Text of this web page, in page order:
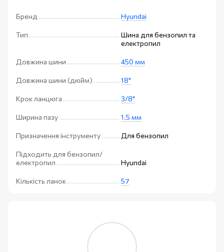
Бренд Hyundai
Тип
Шина для бензопил та
електропил
Довжина шини 450 мм
Довжина шини (дюйм) 18"
Крок ланцюга 3/8"
Ширина пазу 1.5 мм
Призначення інструменту Для бензопил
Підходить для бензопил/
електропил
Hyundai
Кількість ланок 57